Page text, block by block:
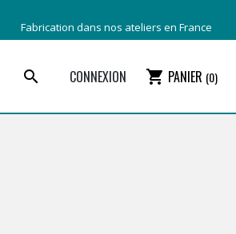
Fabrication dans nos ateliers en France
search CONNEXION shopping_cart PANIER (0)